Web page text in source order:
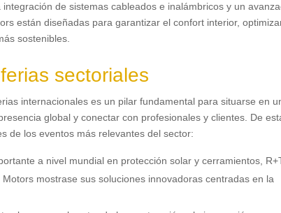
de sistemas cableados e inalámbricos y un
están diseñadas para garantizar el confort interior,
sostenibles.
sectoriales
internacionales es un pilar fundamental para situarse en
global y conectar con profesionales y clientes. De
de los eventos más relevantes del sector:
a nivel mundial en protección solar y cerramientos,
mostrase sus soluciones innovadoras centradas en la